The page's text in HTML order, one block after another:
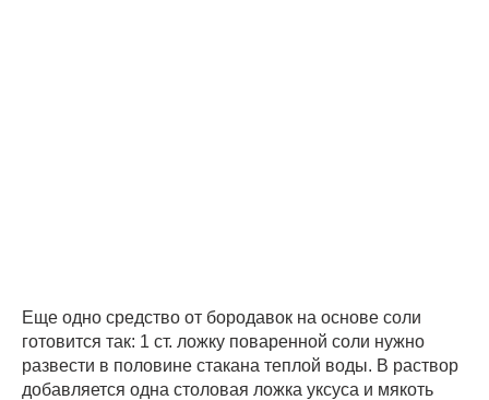
Еще одно средство от бородавок на основе соли
готовится так: 1 ст. ложку поваренной соли нужно
развести в половине стакана теплой воды. В раствор
добавляется одна столовая ложка уксуса и мякоть